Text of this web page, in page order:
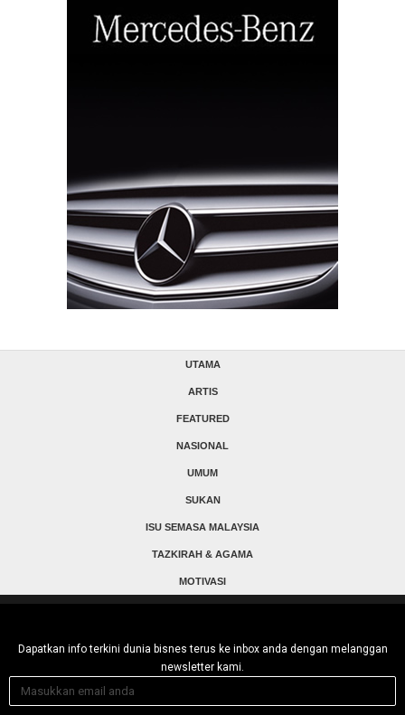
UTAMA
ARTIS
FEATURED
NASIONAL
UMUM
SUKAN
ISU SEMASA MALAYSIA
TAZKIRAH & AGAMA
MOTIVASI
Dapatkan info terkini dunia bisnes terus ke inbox anda dengan melanggan
newsletter kami.